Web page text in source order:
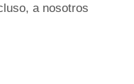
a nosotros